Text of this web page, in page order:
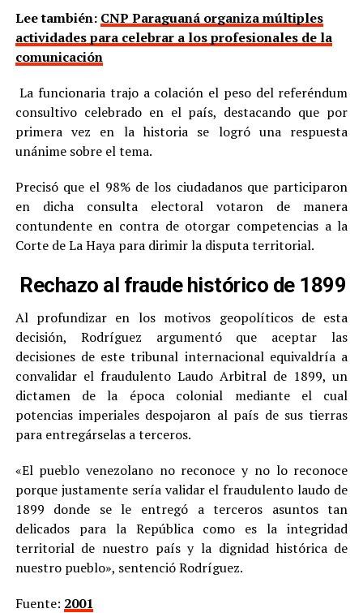
Lee también: CNP Paraguaná organiza múltiples
actividades para celebrar a los profesionales de la
comunicación
La funcionaria trajo a colación el peso del referéndum
consultivo celebrado en el país, destacando que por
primera vez en la historia se logró una respuesta
unánime sobre el tema.
Precisó que el 98% de los ciudadanos que participaron
en dicha consulta electoral votaron de manera
contundente en contra de otorgar competencias a la
Corte de La Haya para dirimir la disputa territorial.
Rechazo al fraude histórico de 1899
Al profundizar en los motivos geopolíticos de esta
decisión, Rodríguez argumentó que aceptar las
decisiones de este tribunal internacional equivaldría a
convalidar el fraudulento Laudo Arbitral de 1899, un
dictamen de la época colonial mediante el cual
potencias imperiales despojaron al país de sus tierras
para entregárselas a terceros.
«El pueblo venezolano no reconoce y no lo reconoce
porque justamente sería validar el fraudulento laudo de
1899 donde se le entregó a terceros asuntos tan
delicados para la República como es la integridad
territorial de nuestro país y la dignidad histórica de
nuestro pueblo», sentenció Rodríguez.
Fuente: 2001